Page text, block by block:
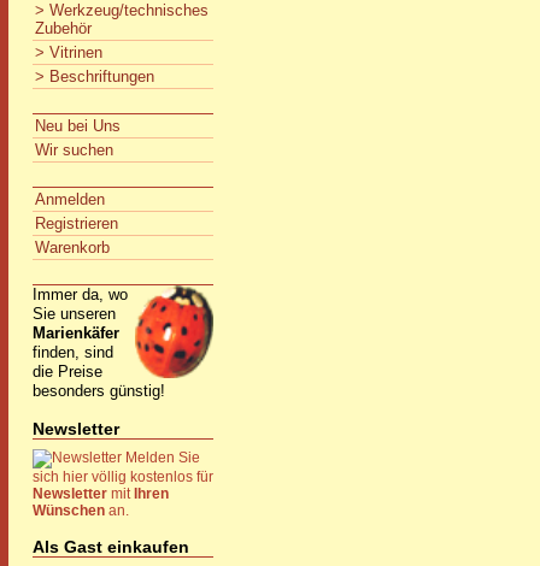
> Werkzeug/technisches
Zubehör
> Vitrinen
> Beschriftungen
Neu bei Uns
Wir suchen
Anmelden
Registrieren
Warenkorb
Immer da, wo
Sie unseren
Marienkäfer
finden, sind
die Preise
besonders günstig!
Newsletter
Melden Sie
sich hier völlig kostenlos für
Newsletter mit Ihren
Wünschen an.
Als Gast einkaufen